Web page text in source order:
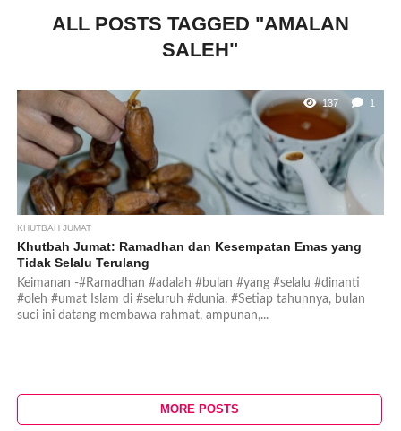
ALL POSTS TAGGED "AMALAN
SALEH"
137 1
KHUTBAH JUMAT
Khutbah Jumat: Ramadhan dan Kesempatan Emas yang
Tidak Selalu Terulang
Keimanan -#Ramadhan #adalah #bulan #yang #selalu #dinanti
#oleh #umat Islam di #seluruh #dunia. #Setiap tahunnya, bulan
suci ini datang membawa rahmat, ampunan,...
MORE POSTS